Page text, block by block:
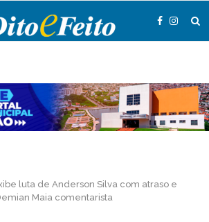
luta de Anderson Silva com atraso e
Maia comentarista